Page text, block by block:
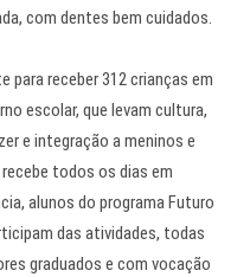
com dentes bem cuidados.
para receber 312 crianças em
escolar, que levam cultura,
e integração a meninos e
todos os dias em
alunos do programa Futuro
das atividades, todas
graduados e com vocação